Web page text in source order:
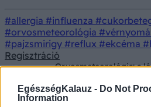
EgészségKalauz - Do Not
Information
#allergia #influenza
#orvosmeteorológia
#pajzsmirigy #reflux #ekcéma
Regisztráció
Orvosmeteorológia: a
keringésünk még nem!
a távozó hidegfront